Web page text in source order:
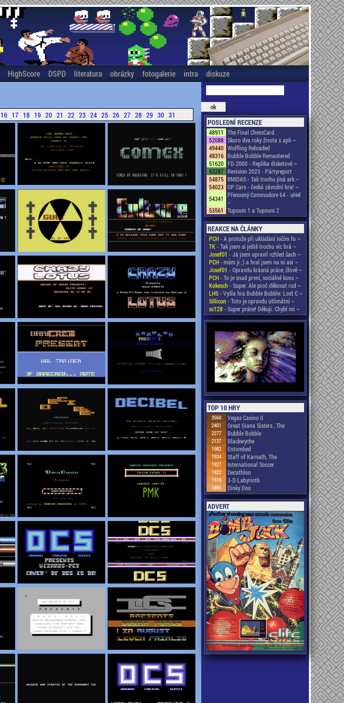
HighScore DSPD literatura obrázky fotogalerie intra diskuze
16 17 18 19 20 21 22 23 24 25 26 27 28 29 30 31
POSLEDNÍ RECENZE
48911
The Final ChessCard
52088 Skoro dva roky života s apli ~
49440 Wolfling Reloaded
48316 Bubble Bobble Remastered
51620 FD-2000 - Replika disketové ~
53287 Revision 2023 - Pártyreport
54875 8MIDAS - Tak trochu jiná ark ~
54023 GP Cars - česká závodní hra! ~
54341
Přenosný Commodore 64 - uHel
~
53561
Tupouni 1 a Tupouni 2
REAKCE NA ČLÁNKY
PCH- A protože při ukládání ničím fo ~
TK- Tak jsem si ještě trochu víc hrá ~
Josef01 - Já jsem upravil vzhled šach ~
PCH- mám ji ;) a hral jsem na ni asi ~
Josef01 - Opravdu krásná práce, člově ~
PCH- To je snad první, sociálně kons ~
Kokesch- Super. Ale proč děkovat rod ~
LHS- Vyšla hra Bubble Bobble: Lost C ~
Sillicon- Toto je opravdu utlimátní ~
sc128- Super práce! Děkuji. Chybí mi ~
TOP 10 HRY
3560 Vegas Casino II
2401 Great Giana Sisters , The
2277 Bubble Bobble
2137 Blackwyche
1982 Entombed
1934 Staff of Karnath, The
1927 International Soccer
1922 Decathlon
1919 3-D Labyrinth
1891 Dinky Doo
ADVERT